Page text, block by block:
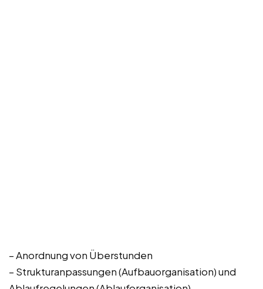
– Anordnung von Überstunden
– Strukturanpassungen (Aufbauorganisation) und